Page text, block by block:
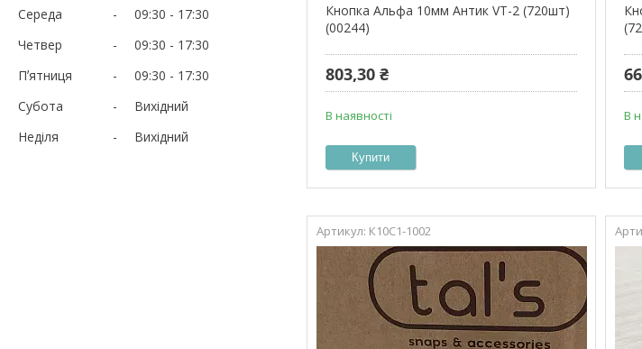
Середа
09:30
17:30
Четвер
09:30
17:30
Пʼятниця
09:30
17:30
Субота
Вихідний
Неділя
Вихідний
Кнопка Альфа 10мм Антик VT-2 (720шт)
(00244)
803,30 ₴
В наявності
Купити
В
К10С1-1002